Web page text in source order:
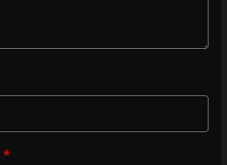
*